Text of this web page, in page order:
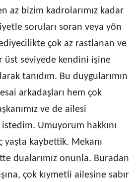
az bizim kadrolarımız kadar
soruları soran veya yön
çok az rastlanan ve
üst seviyede kendini işine
tanıdım. Bu duygularımın
arkadaşları hem çok
ve de ailesi
Umuyorum hakkını
yaşta kaybettik. Mekanı
dualarımız onunla. Buradan
çok kıymetli ailesine sabır